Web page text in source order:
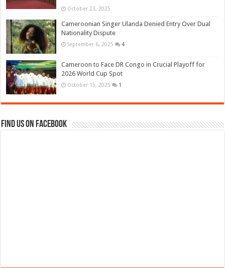
October 23, 2025
Cameroonian Singer Ulanda Denied Entry Over Dual
Nationality Dispute
September 6, 2025 4
Cameroon to Face DR Congo in Crucial Playoff for
2026 World Cup Spot
October 15, 2025 1
Find us on Facebook